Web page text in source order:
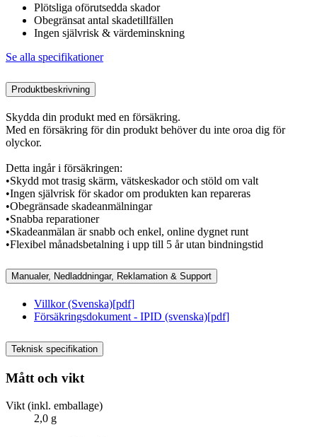
Plötsliga oförutsedda skador
Obegränsat antal skadetillfällen
Ingen självrisk & värdeminskning
Se alla specifikationer
Produktbeskrivning
Skydda din produkt med en försäkring.
Med en försäkring för din produkt behöver du inte oroa dig för
olyckor.
Detta ingår i försäkringen:
•Skydd mot trasig skärm, vätskeskador och stöld om valt
•Ingen självrisk för skador om produkten kan repareras
•Obegränsade skadeanmälningar
•Snabba reparationer
•Skadeanmälan är snabb och enkel, online dygnet runt
•Flexibel månadsbetalning i upp till 5 år utan bindningstid
Manualer, Nedladdningar, Reklamation & Support
Villkor (Svenska)[pdf]
Försäkringsdokument - IPID (svenska)[pdf]
Teknisk specifikation
Mått och vikt
Vikt (inkl. emballage)
2,0 g